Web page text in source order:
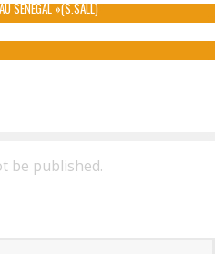
SÉNÉGAL »(S.SALL)
be published.